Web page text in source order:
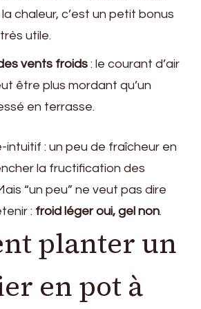
chaleur, c’est un petit bonus
utile.
vents froids: le courant d’air
être plus mordant qu’un
en terrasse.
: un peu de fraîcheur en
la fructification des
“un peu” ne veut pas dire
: froid léger oui, gel non.
planter un
en pot à